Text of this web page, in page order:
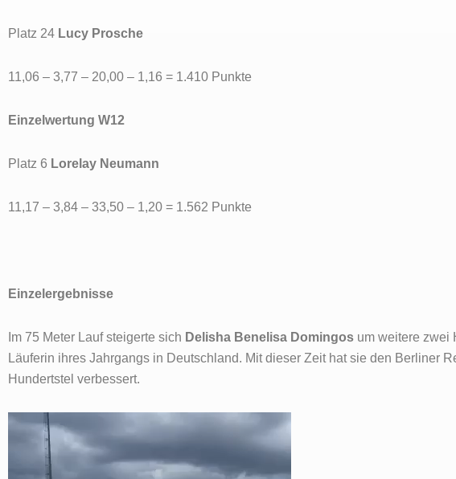
Platz 24 Lucy Prosche
11,06 – 3,77 – 20,00 – 1,16 = 1.410 Punkte
Einzelwertung W12
Platz 6 Lorelay Neumann
11,17 – 3,84 – 33,50 – 1,20 = 1.562 Punkte
Einzelergebnisse
Im 75 Meter Lauf steigerte sich Delisha Benelisa Domingos um weitere zwei
Läuferin ihres Jahrgangs in Deutschland. Mit dieser Zeit hat sie den Berliner
Hundertstel verbessert.
Video-